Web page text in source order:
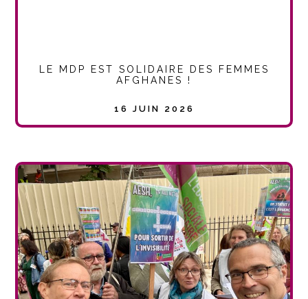
LE MDP EST SOLIDAIRE DES FEMMES
AFGHANES !
16 JUIN 2026